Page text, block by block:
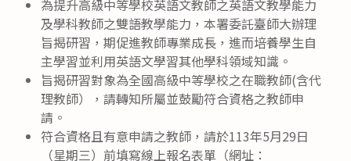
為提升高級中等學校英語文教師之英語文教學能力
及學科教師之雙語教學能力，本署委託臺師大辦理
旨揭研習，期促進教師專業成長，進而培養學生自
主學習並利用英語文學習其他學科領域知識。
旨揭研習對象為全國高級中等學校之在職教師(含代
理教師），請轉知所屬並鼓勵符合資格之教師申
請。
符合資格且有意申請之教師，請於113年5月29日
（星期三）前填寫線上報名表單（網址：